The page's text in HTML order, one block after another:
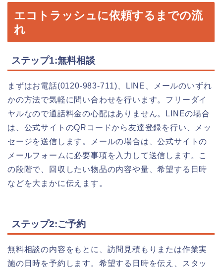
エコトラッシュに依頼するまでの流
れ
ステップ1:無料相談
まずはお電話(0120-983-711)、LINE、メールのいずれ
かの方法で気軽に問い合わせを行います。フリーダイ
ヤルなので通話料金の心配はありません。LINEの場合
は、公式サイトのQRコードから友達登録を行い、メッ
セージを送信します。メールの場合は、公式サイトの
メールフォームに必要事項を入力して送信します。こ
の段階で、回収したい物品の内容や量、希望する日時
などを大まかに伝えます。
ステップ2:ご予約
無料相談の内容をもとに、訪問見積もりまたは作業実
施の日時を予約します。希望する日時を伝え、スタッ